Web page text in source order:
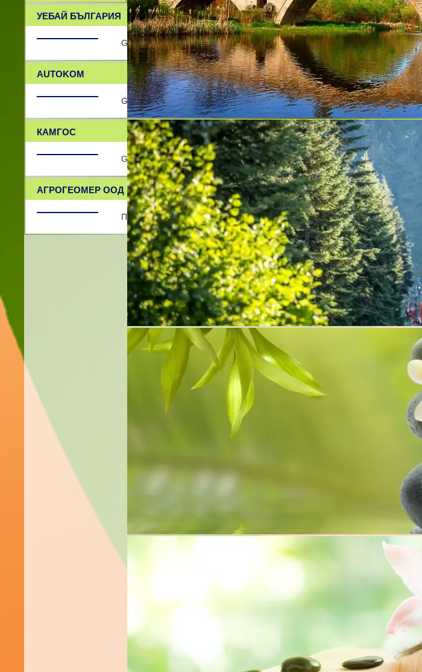
УЕБАЙ БЪЛГАРИЯ
GPS системи за проследяване Webeye
AUTOKOM
GPS навигации и карти за тях , лаптопи внос от Англия и др.
КАМГОС
GPS проследяване и наблюдение
АГРОГЕОМЕР ООД
Проектантски и геодезически услуги